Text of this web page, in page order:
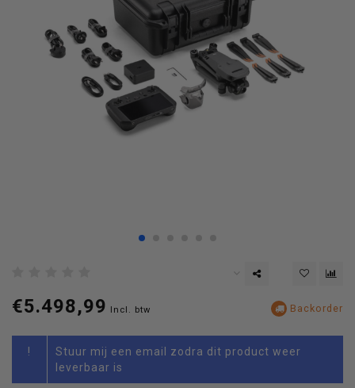
€5.498,99 Incl. btw Backorder
!
Stuur mij een email zodra dit product weer
leverbaar is